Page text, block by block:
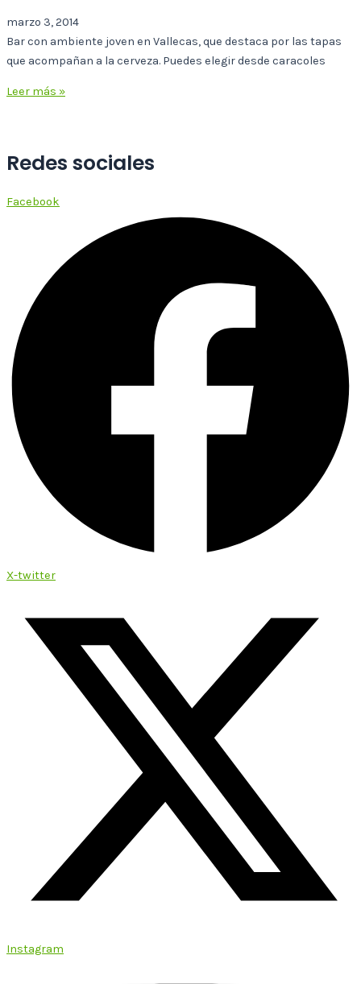
marzo 3, 2014
Bar con ambiente joven en Vallecas, que destaca por las tapas
que acompañan a la cerveza. Puedes elegir desde caracoles
Leer más »
Redes sociales
Facebook
X-twitter
Instagram